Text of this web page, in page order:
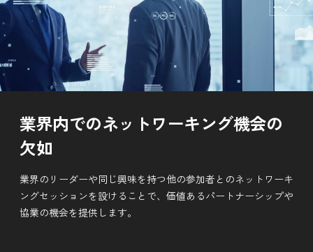
業界内でのネットワーキング機会の
欠如
業界のリーダーや同じ興味を持つ他の参加者とのネットワーキ
ングセッションを設けることで、価値あるパートナーシップや
協業の機会を提供します。